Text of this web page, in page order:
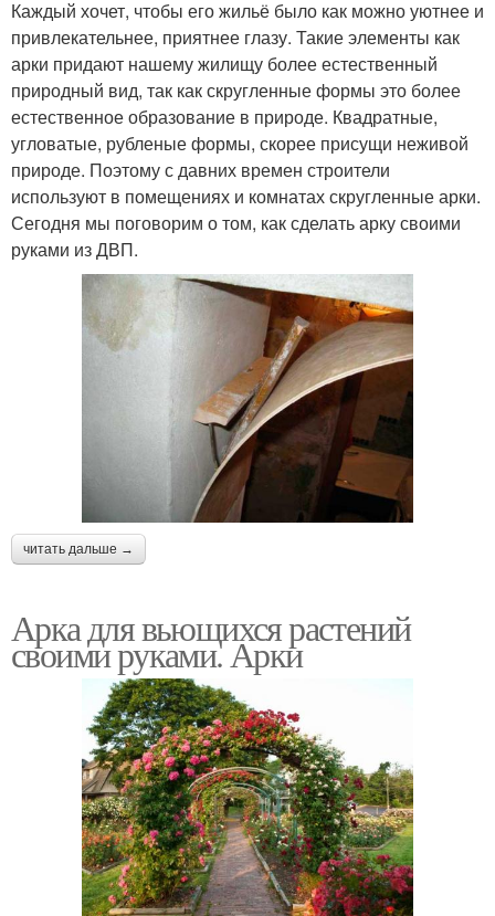
Каждый хочет, чтобы его жильё было как можно уютнее и
привлекательнее, приятнее глазу. Такие элементы как
арки придают нашему жилищу более естественный
природный вид, так как скругленные формы это более
естественное образование в природе. Квадратные,
угловатые, рубленые формы, скорее присущи неживой
природе. Поэтому с давних времен строители
используют в помещениях и комнатах скругленные арки.
Сегодня мы поговорим о том, как сделать арку своими
руками из ДВП.
читать дальше →
Арка для вьющихся растений
своими руками. Арки